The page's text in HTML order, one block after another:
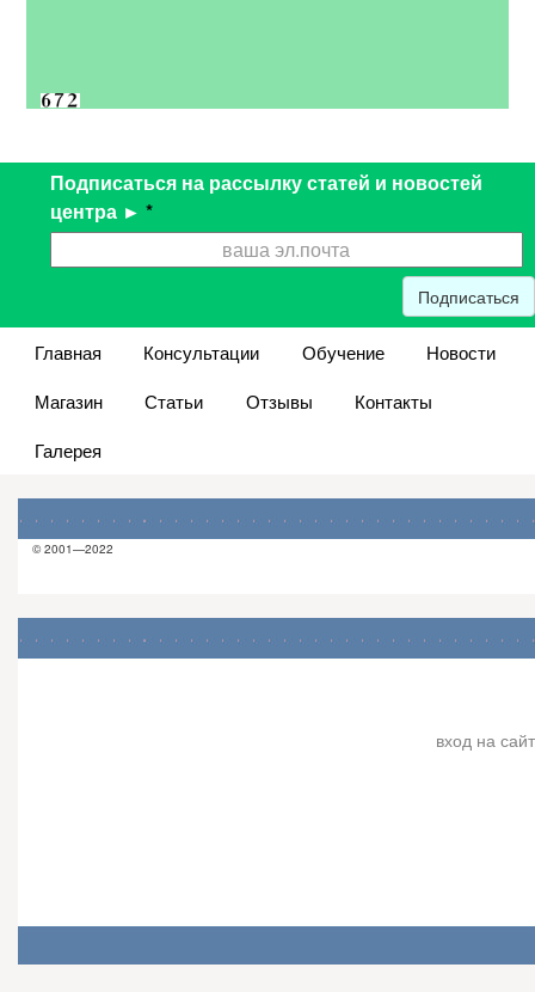
Подписаться на рассылку статей и новостей
центра ► *
Подписаться
Главная Консультации Обучение
Новости
Магазин
Статьи Отзывы
Контакты
Галерея
© 2001—2022
вход на сайт